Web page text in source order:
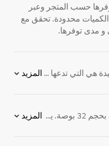
حسب المتجر وعبر
الكميات محدودة. تحقق مع
و مدى توفرها.
كل منزل يحمل حكايته الخاصة، والتقنية الجيدة هي التي تدعها تتشكل بشكل طبيعي دون أن تفرض نفسها. تُحيي المزيد
نظام المسرح المنزلي المتوافق مع تلفزيون بحجم 32 بوصة. يجمع نظام الترفيه المنزلي HT554TM DVD بين الأداء الرائع والأناقة التي تضفي الروعة على الديكورات الداخلية لديك. يقدم تصميمه الفريد مع سمات الجودة العالية التي يتمتع بها قيمة لا تقارن لمستخدم التلفزيون بحجم 32 بوصة. المزيد